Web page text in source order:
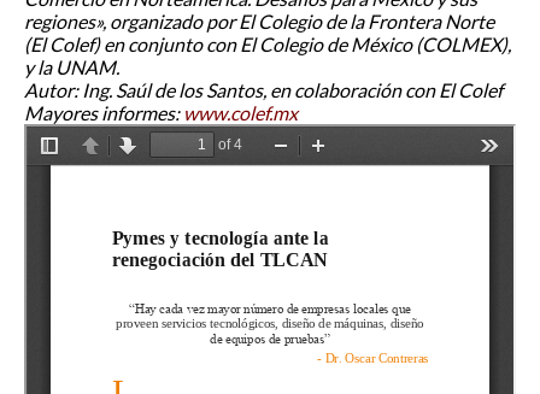
regiones», organizado por El Colegio de la Frontera Norte
(El Colef) en conjunto con El Colegio de México (COLMEX),
y la UNAM.
Autor: Ing. Saúl de los Santos, en colaboración con El Colef
Mayores informes: www.colef.mx